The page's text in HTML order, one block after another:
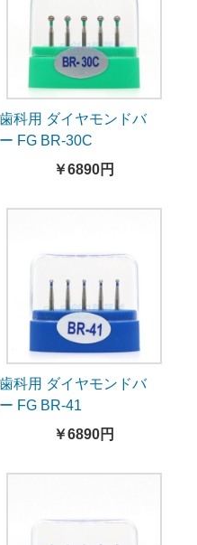
歯科用 ダイヤモンドバ
ー FG BR-30C
￥6890円
歯科用 ダイヤモンドバ
ー FG BR-41
￥6890円